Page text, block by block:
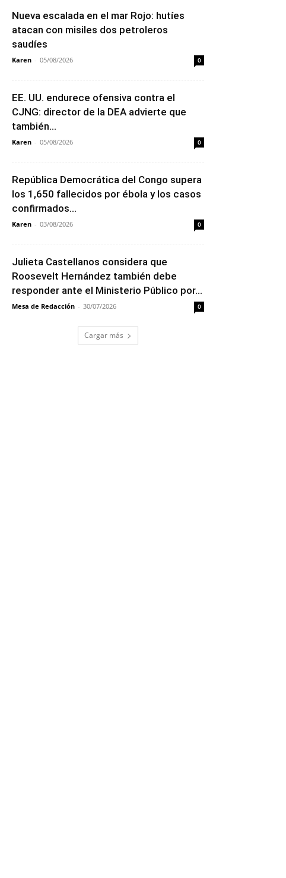
Nueva escalada en el mar Rojo: hutíes
atacan con misiles dos petroleros
saudíes
Karen - 05/08/2026 0
EE. UU. endurece ofensiva contra el
CJNG: director de la DEA advierte que
también...
Karen - 05/08/2026 0
República Democrática del Congo supera
los 1,650 fallecidos por ébola y los casos
confirmados...
Karen - 03/08/2026 0
Julieta Castellanos considera que
Roosevelt Hernández también debe
responder ante el Ministerio Público por...
Mesa de Redacción - 30/07/2026 0
Cargar más